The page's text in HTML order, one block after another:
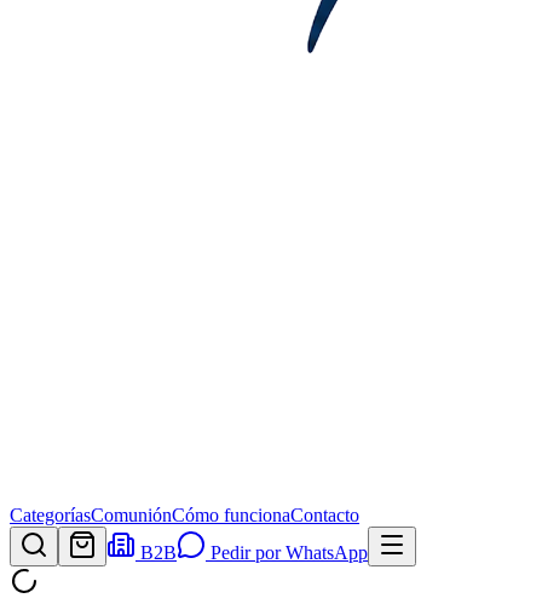
CategoríasComuniónCómo funcionaContacto
B2B
Pedir por WhatsApp